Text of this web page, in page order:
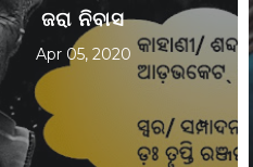
Apr 06, 2020
ରୂପରେ, ନଥିଲା ଆତ୍ମପ୍ରଚାର,
ମହାମାରୀ ସମୟ} .........................................….....